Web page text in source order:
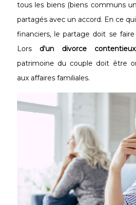
tous les biens (biens communs
partagés avec un accord. En ce
financiers, le partage doit se
Lors d'un divorce contentieux
patrimoine du couple doit être
aux affaires familiales.